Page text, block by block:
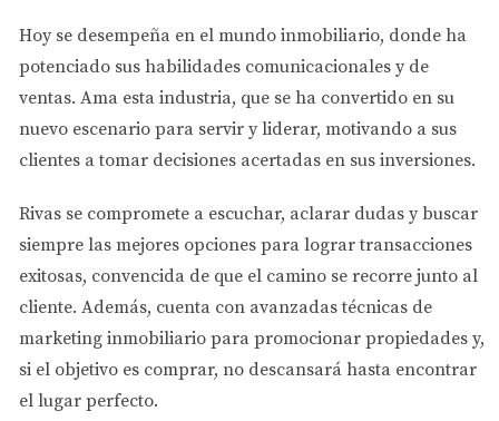
festivales latinos y eventos culturales.
2. Norcross
Norcross se ha convertido en un lugar muy atractivo
para las familias latinas que buscan un ambiente
excelentes escuelas y parques familiares, lo que lo
convierte en un lugar ideal para criar hijos. La familia
Martínez decidió mudarse a Norcross después de
investigar sobre sus escuelas altamente calificadas y la
cercanía a Atlanta. Ellos destacan cómo la comunidad
latina ha crecido en esta área, creando un entorno
acogedor donde se sienten como en casa.
Hoy se desempeña en el mundo inmobiliario, donde ha
potenciado sus habilidades comunicacionales y de
ventas. Ama esta industria, que se ha convertido en su
nuevo escenario para servir y liderar, motivando a sus
clientes a tomar decisiones acertadas en sus inversiones.
Rivas se compromete a escuchar, aclarar dudas y buscar
siempre las mejores opciones para lograr transacciones
exitosas, convencida de que el camino se recorre junto al
cliente. Además, cuenta con avanzadas técnicas de
marketing inmobiliario para promocionar propiedades y,
si el objetivo es comprar, no descansará hasta encontrar
el lugar perfecto.